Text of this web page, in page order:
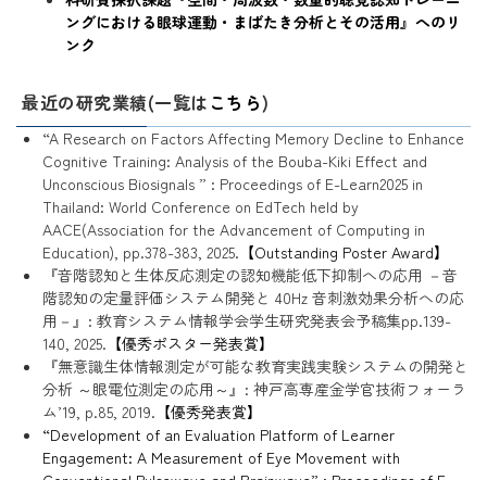
ングにおける眼球運動・まばたき分析とその活用』へのリ
ンク
最近の研究業績(一覧は こちら)
“A Research on Factors Affecting Memory Decline to Enhance
Cognitive Training: Analysis of the Bouba-Kiki Effect and
Unconscious Biosignals ” : Proceedings of E-Learn2025 in
Thailand: World Conference on EdTech held by
AACE(Association for the Advancement of Computing in
Education), pp.378-383, 2025. 【Outstanding Poster Award】
『音階認知と生体反応測定の認知機能低下抑制への応用 －音
階認知の定量評価システム開発と 40Hz 音刺激効果分析への応
用－』: 教育システム情報学会学生研究発表会予稿集pp.139-
140, 2025. 【優秀ポスター発表賞】
『無意識生体情報測定が可能な教育実践実験システムの開発と
分析 ～眼電位測定の応用～』: 神戸高専産金学官技術フォーラ
ム’19, p.85, 2019. 【優秀発表賞】
“Development of an Evaluation Platform of Learner
Engagement: A Measurement of Eye Movement with